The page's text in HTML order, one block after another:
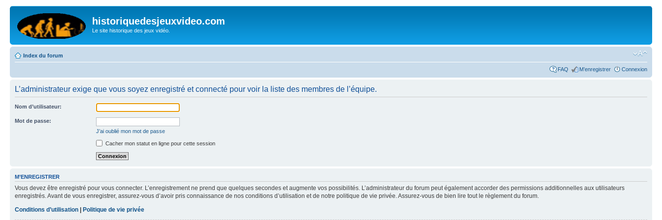
historiquedesjeuxvideo.com
Le site historique des jeux vidéo.
Index du forum
FAQ M’enregistrer Connexion
L’administrateur exige que vous soyez enregistré et connecté pour voir la liste des membres de l’équipe.
Nom d’utilisateur:
Mot de passe:
J’ai oublié mon mot de passe
Cacher mon statut en ligne pour cette session
M’ENREGISTRER
Vous devez être enregistré pour vous connecter. L’enregistrement ne prend que quelques secondes et augmente vos possibilités. L’administrateur du forum peut également accorder des permissions additionnelles aux utilisateurs
enregistrés. Avant de vous enregistrer, assurez-vous d’avoir pris connaissance de nos conditions d’utilisation et de notre politique de vie privée. Assurez-vous de bien lire tout le règlement du forum.
Conditions d’utilisation
Politique de vie privée